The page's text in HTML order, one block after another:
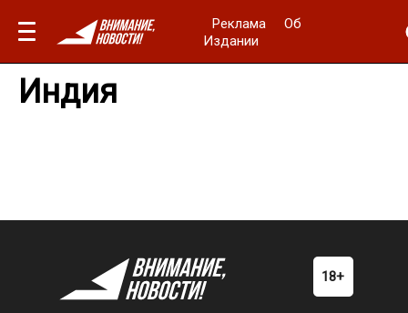
Реклама
Об
Издании
Индия